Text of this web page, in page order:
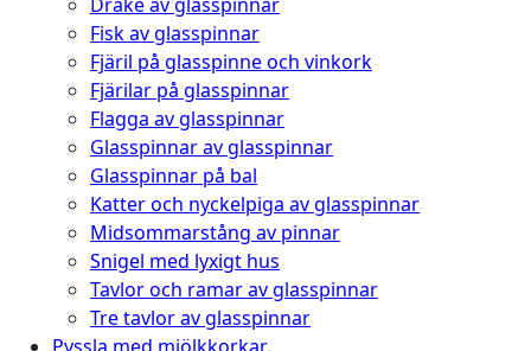
Fisk av glasspinnar
Fjäril på glasspinne och vinkork
Fjärilar på glasspinnar
Flagga av glasspinnar
Glasspinnar av glasspinnar
Glasspinnar på bal
Katter och nyckelpiga av glasspinnar
Midsommarstång av pinnar
Snigel med lyxigt hus
Tavlor och ramar av glasspinnar
Tre tavlor av glasspinnar